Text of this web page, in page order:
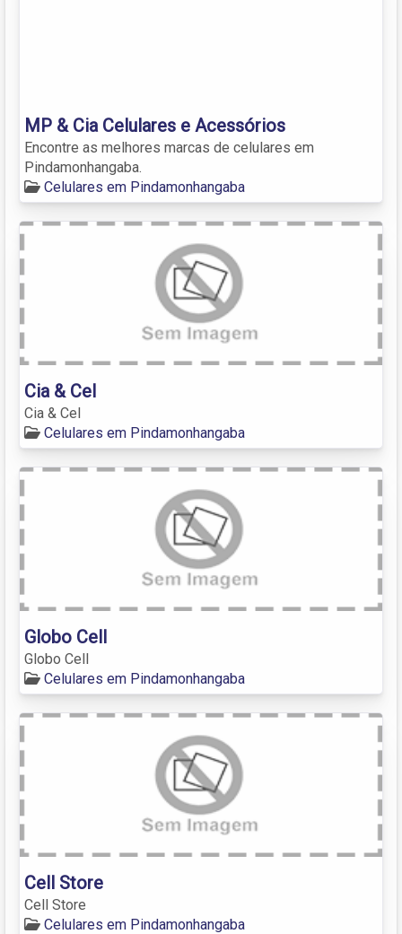
MP & Cia Celulares e Acessórios
Encontre as melhores marcas de celulares em
Pindamonhangaba.
Celulares em Pindamonhangaba
Cia & Cel
Cia & Cel
Celulares em Pindamonhangaba
Globo Cell
Globo Cell
Celulares em Pindamonhangaba
Cell Store
Cell Store
Celulares em Pindamonhangaba